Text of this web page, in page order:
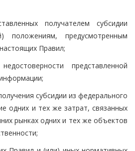
получателем субсидии
положениям, предусмотренным
Правил;
представленной
субсидии из федерального
одних и тех же затрат, связанных
рынках одних и тех же объектов